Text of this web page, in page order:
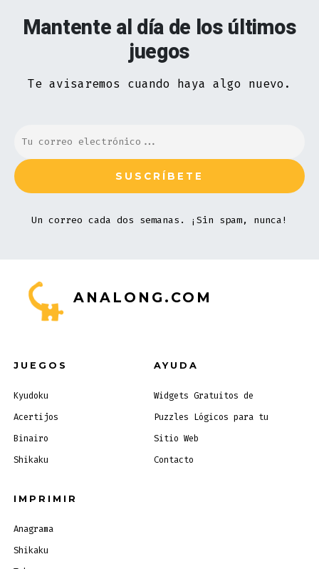
Mantente al día de los últimos
juegos
Te avisaremos cuando haya algo nuevo.
Un correo cada dos semanas. ¡Sin spam, nunca!
ANALONG.COM
JUEGOS
Kyudoku
Acertijos
Binairo
Shikaku
AYUDA
Widgets Gratuitos de
Puzzles Lógicos para tu
Sitio Web
Contacto
IMPRIMIR
Anagrama
Shikaku